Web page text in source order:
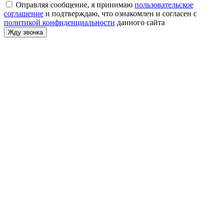
Оправляя сообщение, я принимаю пользовательское
соглашение и подтверждаю, что ознакомлен и согласен с
политикой конфиденциальности данного сайта